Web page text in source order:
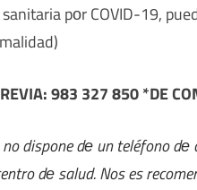
pοr COVID-19,
983 327 850 *DE
dispone dе un teléfono
dе salud. Nos es